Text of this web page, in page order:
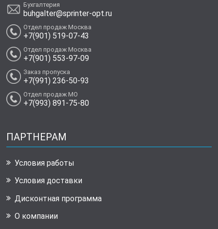
Бухгалтерия
buhgalter@sprinter-opt.ru
Отдел продаж Москва
+7(901) 519-07-43
Отдел продаж Москва
+7(901) 553-97-09
Заказ пропуска
+7(991) 236-50-93
Отдел продаж МО
+7(993) 891-75-80
ПАРТНЕРАМ
Условия работы
Условия доставки
Дисконтная программа
О компании